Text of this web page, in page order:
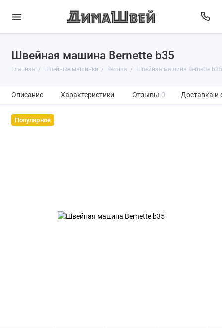
Швейная машина Bernette b35
Главная Швейные машинки Bernina Швейная машина Bernette b35
Описание Характеристики Отзывы 0 Доставка и
Популярное